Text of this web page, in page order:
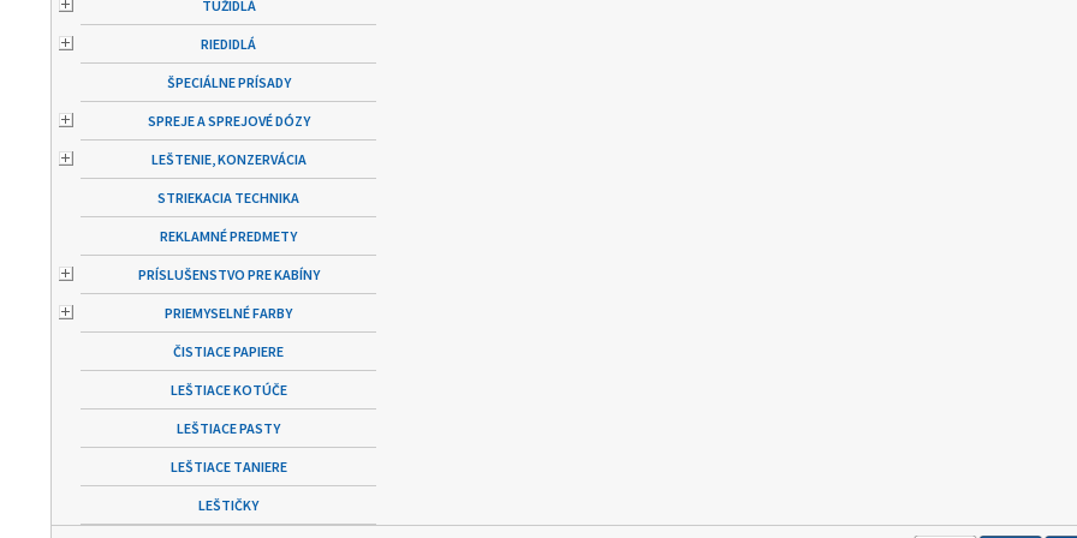
TUŽIDLÁ
RIEDIDLÁ
ŠPECIÁLNE PRÍSADY
SPREJE A SPREJOVÉ DÓZY
LEŠTENIE, KONZERVÁCIA
STRIEKACIA TECHNIKA
REKLAMNÉ PREDMETY
PRÍSLUŠENSTVO PRE KABÍNY
PRIEMYSELNÉ FARBY
ČISTIACE PAPIERE
LEŠTIACE KOTÚČE
LEŠTIACE PASTY
LEŠTIACE TANIERE
LEŠTIČKY